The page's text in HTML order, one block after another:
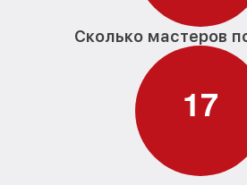
Сколько мастеров
17